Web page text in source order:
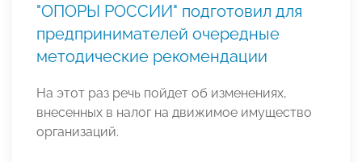
"ОПОРЫ РОССИИ" подготовил для
предпринимателей очередные
методические рекомендации
На этот раз речь пойдет об изменениях,
внесенных в налог на движимое имущество
организаций.